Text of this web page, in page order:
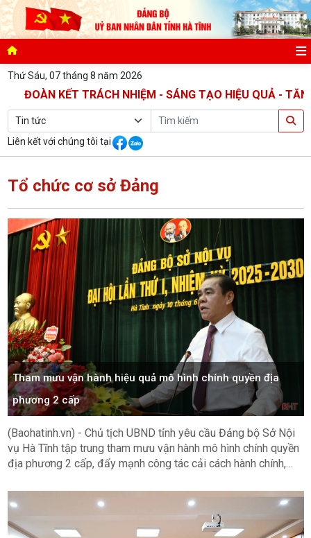
Thứ Sáu, 07 tháng 8 năm 2026
KẾT TRÁCH NHIỆM - SÁNG TẠO HIỆU QUẢ - TĂNG TỐC
Liên kết với chúng tôi tại
Tổ chức cơ sở Đảng
Tham mưu vận hành hiệu quả mô hình chính quyền địa
phương 2 cấp
(Baohatinh.vn) - Chủ tịch UBND tỉnh yêu cầu Đảng bộ Sở Nội
vụ Hà Tĩnh tập trung tham mưu vận hành mô hình chính quyền
địa phương 2 cấp, đẩy mạnh công tác cải cách hành chính,